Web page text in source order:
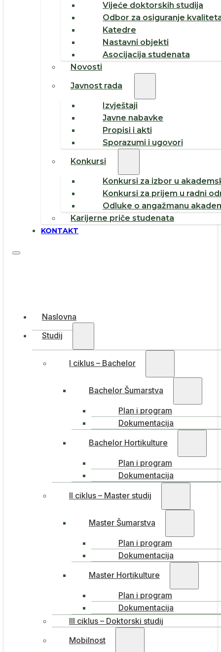
Vijeće doktorskih studija
Odbor za osiguranje
Katedre
Nastavni objekti
Asocijacija studenata
Novosti
Javnost rada
Izvještaji
Javne nabavke
Propisi i akti
Sporazumi i ugovori
Konkursi
Konkursi za izbor u
Konkursi za prijem u radni
Odluke o angažmanu
Karijerne priče studenata
KONTAKT
Naslovna
Studij
I ciklus – Bachelor
Bachelor Šumarstva
Plan i program
Dokumentacija
Bachelor Hortikulture
Plan i program
Dokumentacija
II ciklus – Master studij
Master Šumarstva
Plan i program
Dokumentacija
Master Hortikulture
Plan i program
Dokumentacija
III ciklus – Doktorski studij
Mobilnost